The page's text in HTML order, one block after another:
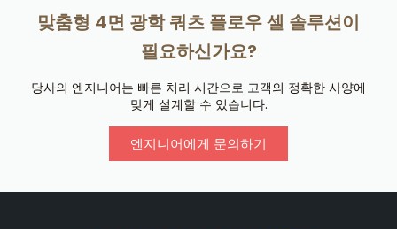
맞춤형 4면 광학 쿼츠 플로우 셀 솔루션이
필요하신가요?
당사의 엔지니어는 빠른 처리 시간으로 고객의 정확한 사양에
맞게 설계할 수 있습니다.
엔지니어에게 문의하기